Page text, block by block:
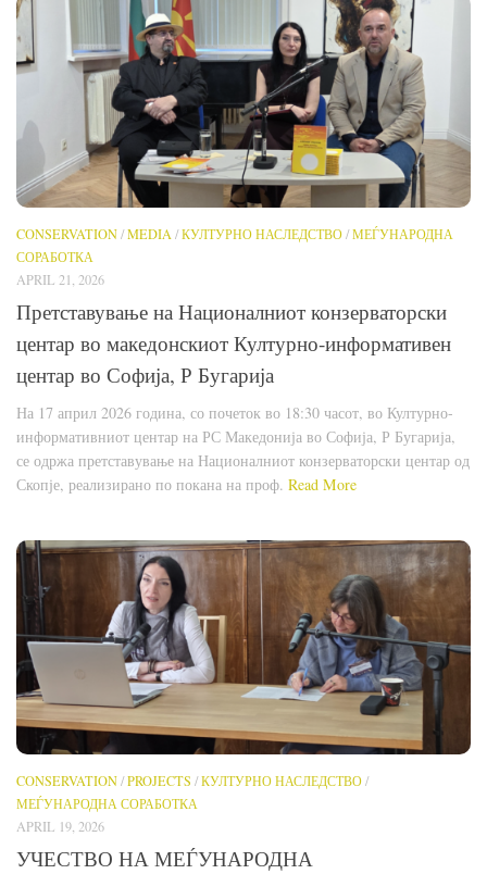
CONSERVATION/MEDIA/КУЛТУРНО НАСЛЕДСТВО/МЕЃУНАРОДНА
СОРАБОТКА
APRIL 21, 2026
Претставување на Националниот конзерваторски
центар во македонскиот Културно-информативен
центар во Софија, Р Бугарија
На 17 април 2026 година, со почеток во 18:30 часот, во Културно-
информативниот центар на РС Македонија во Софија, Р Бугарија,
се одржа претставување на Националниот конзерваторски центар од
Скопје, реализирано по покана на проф. Read More
CONSERVATION/PROJECTS /КУЛТУРНО НАСЛЕДСТВО/
МЕЃУНАРОДНА СОРАБОТКА
APRIL 19, 2026
УЧЕСТВО НА МЕЃУНАРОДНА